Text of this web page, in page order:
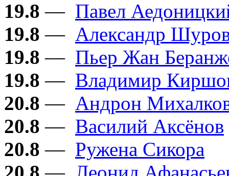
19.8 — Павел
19.8 — Александр
19.8 — Пьер Жан
19.8 — Владимир
20.8 — Андрон
20.8 — Василий Аксёнов
20.8 — Ружена Сикора